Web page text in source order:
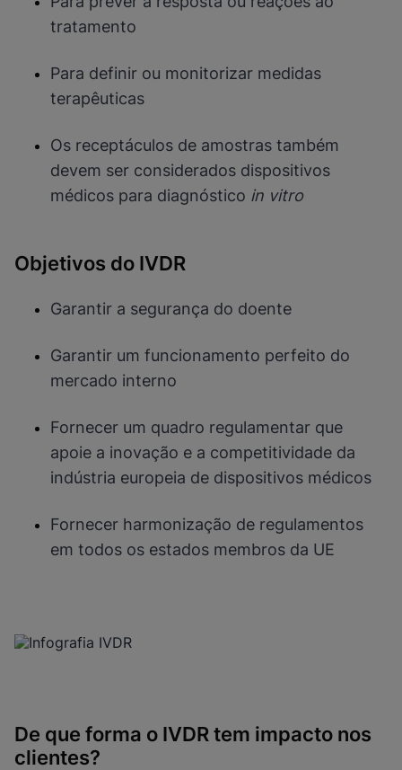
tratamento
Para definir ou monitorizar medidas
terapêuticas
Os receptáculos de amostras também
devem ser considerados dispositivos
médicos para diagnóstico in vitro
Objetivos do IVDR
Garantir a segurança do doente
Garantir um funcionamento perfeito do
mercado interno
Fornecer um quadro regulamentar que
apoie a inovação e a competitividade da
indústria europeia de dispositivos médicos
Fornecer harmonização de regulamentos
em todos os estados membros da UE
De que forma o IVDR tem impacto nos
clientes?